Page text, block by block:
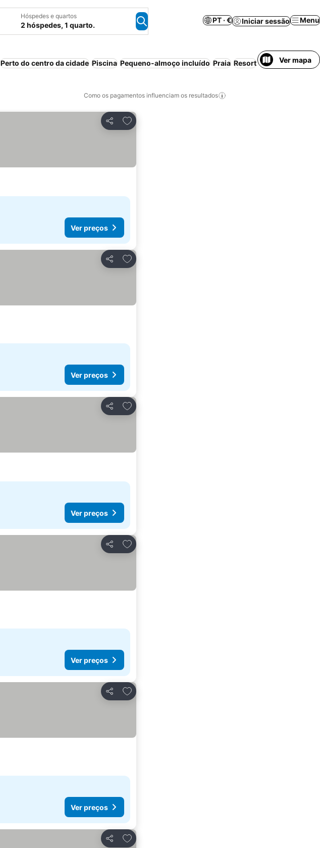
Hóspedes e quartos
2 hóspedes, 1 quarto.
PT · € Iniciar sessão Menu
Perto do centro da cidade Piscina Pequeno-almoço incluído Praia Resort Ar condicionado
Ver mapa
Como os pagamentos influenciam os resultados
Partilhar
Adicionar aos favoritos
Ver preços
Partilhar
Adicionar aos favoritos
Ver preços
Partilhar
Adicionar aos favoritos
Ver preços
Partilhar
Adicionar aos favoritos
Ver preços
Partilhar
Adicionar aos favoritos
Ver preços
Partilhar
Adicionar aos favoritos